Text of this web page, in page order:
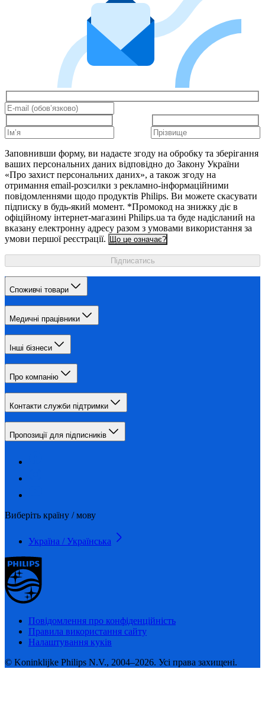
Заповнивши форму, ви надаєте згоду на обробку та зберігання
ваших персональних даних відповідно до Закону України
«Про захист персональних даних», а також згоду на
отримання email-розсилки з рекламно-інформаційними
повідомленнями щодо продуктів Philips. Ви можете скасувати
підписку в будь-який момент. *Промокод на знижку діє в
офіційному інтернет-магазині Philips.ua та буде надісланий на
вказану електронну адресу разом з умовами використання за
умови першої реєстрації. Що це означає?
Підписатись
Споживчі товари
Медичні працівники
Інші бізнеси
Про компанію
Контакти служби підтримки
Пропозиції для підписників
Виберіть країну / мову
Україна / Українська
Повідомлення про конфіденційність
Правила використання сайту
Налаштування куків
© Koninklijke Philips N.V., 2004–2026. Усі права захищені.